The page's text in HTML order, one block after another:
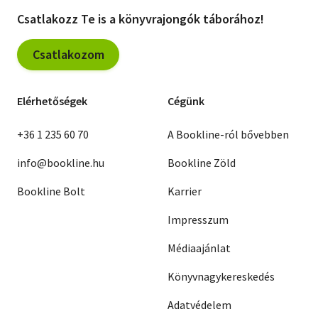
Csatlakozz Te is a könyvrajongók táborához!
Csatlakozom
Elérhetőségek
+36 1 235 60 70
info@bookline.hu
Bookline Bolt
Cégünk
A Bookline-ról bővebben
Bookline Zöld
Karrier
Impresszum
Médiaajánlat
Könyvnagykereskedés
Adatvédelem